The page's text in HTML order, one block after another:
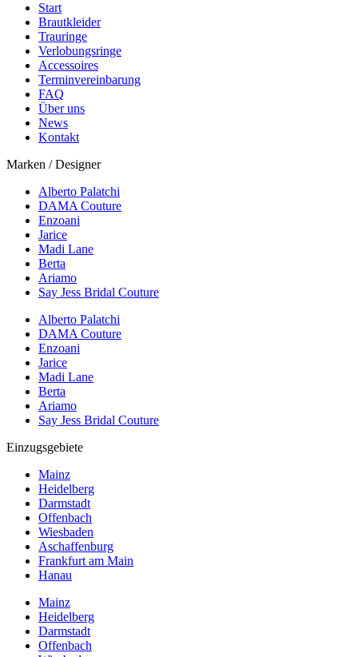
Start
Brautkleider
Trauringe
Verlobungsringe
Accessoires
Terminvereinbarung
FAQ
Über uns
News
Kontakt
Marken / Designer
Alberto Palatchi
DAMA Couture
Enzoani
Jarice
Madi Lane
Berta
Ariamo
Say Jess Bridal Couture
Alberto Palatchi
DAMA Couture
Enzoani
Jarice
Madi Lane
Berta
Ariamo
Say Jess Bridal Couture
Einzugsgebiete
Mainz
Heidelberg
Darmstadt
Offenbach
Wiesbaden
Aschaffenburg
Frankfurt am Main
Hanau
Mainz
Heidelberg
Darmstadt
Offenbach